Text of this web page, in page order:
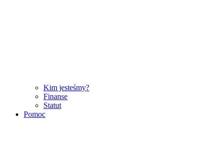
Kim jesteśmy?
Finanse
Statut
Pomoc